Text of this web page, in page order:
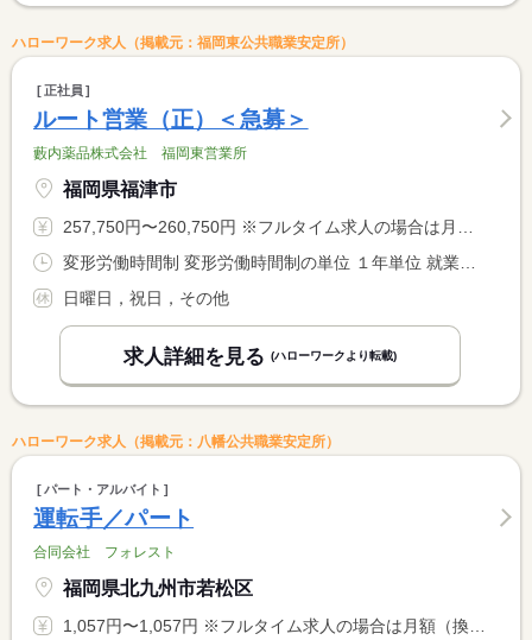
ハローワーク求人（掲載元：福岡東公共職業安定所）
正社員
ルート営業（正）＜急募＞
藪内薬品株式会社 福岡東営業所
福岡県福津市
257,750円〜260,750円 ※フルタイム求人の場合は月額（換算額）、パート求人の場合は時間額を表示しています。
日曜日，祝日，その他
求人詳細を見る (ハローワークより転載)
ハローワーク求人（掲載元：八幡公共職業安定所）
パート・アルバイト
運転手／パート
合同会社 フォレスト
福岡県北九州市若松区
1,057円〜1,057円 ※フルタイム求人の場合は月額（換算額）、パート求人の場合は時間額を表示しています。